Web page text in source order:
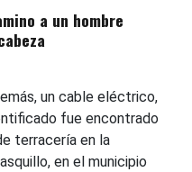
a un hombre
un cable eléctrico,
fue encontrado
terracería en la
en el municipio